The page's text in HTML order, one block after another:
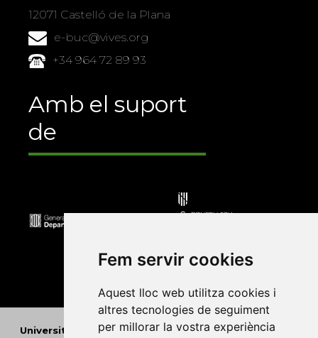
Fem servir cookies
Aquest lloc web utilitza cookies i
altres tecnologies de seguiment
per millorar la vostra experiència
12071 Castelló de la Plana
e-buc@vives.org
+34 964 72 89 93
Amb el suport
de
Universitat Abat Oliba CEU • Universitat d'Alacant